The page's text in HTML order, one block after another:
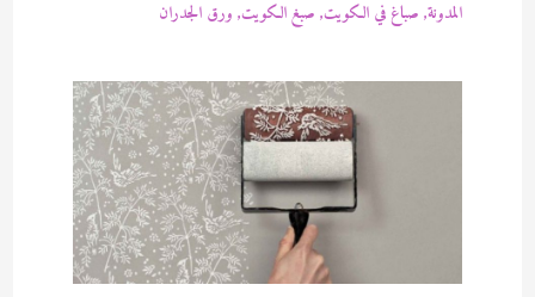
المدونة, صباغ في الكويت, صبغ الكويت, ورق الجدران